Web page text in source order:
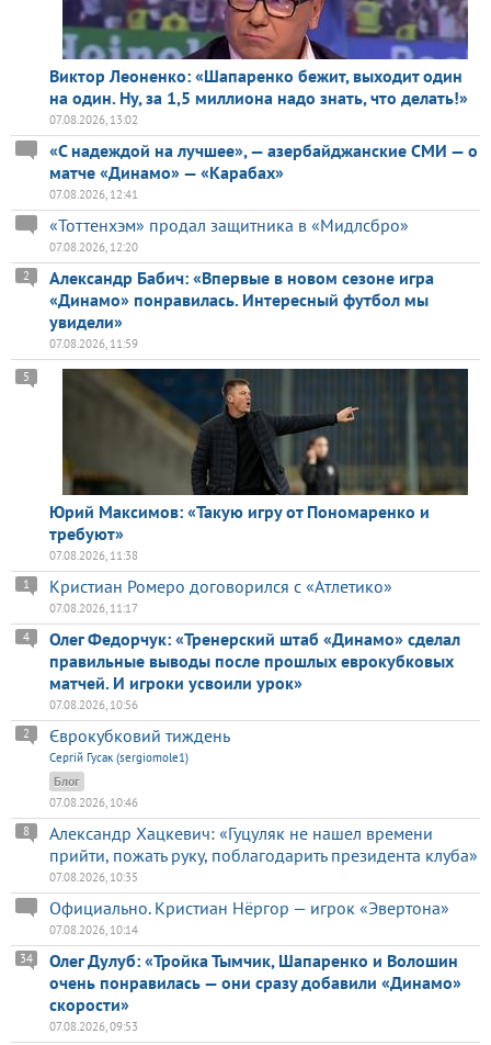
Виктор Леоненко: «Шапаренко бежит, выходит один
на один. Ну, за 1,5 миллиона надо знать, что делать!»
07.08.2026, 13:02
«С надеждой на лучшее», — азербайджанские СМИ — о
матче «Динамо» — «Карабах»
07.08.2026, 12:41
«Тоттенхэм» продал защитника в «Мидлсбро»
07.08.2026, 12:20
Александр Бабич: «Впервые в новом сезоне игра
«Динамо» понравилась. Интересный футбол мы
увидели»
2
07.08.2026, 11:59
Юрий Максимов: «Такую игру от Пономаренко и
требуют»
5
07.08.2026, 11:38
Кристиан Ромеро договорился с «Атлетико»
1
07.08.2026, 11:17
Олег Федорчук: «Тренерский штаб «Динамо» сделал
правильные выводы после прошлых еврокубковых
матчей. И игроки усвоили урок»
4
07.08.2026, 10:56
Єврокубковий тиждень
2
Сергій Гусак (sergiomole1)
Блог
07.08.2026, 10:46
Александр Хацкевич: «Гуцуляк не нашел времени
прийти, пожать руку, поблагодарить президента клуба»
8
07.08.2026, 10:35
Официально. Кристиан Нёргор — игрок «Эвертона»
07.08.2026, 10:14
Олег Дулуб: «Тройка Тымчик, Шапаренко и Волошин
очень понравилась — они сразу добавили «Динамо»
скорости»
34
07.08.2026, 09:53